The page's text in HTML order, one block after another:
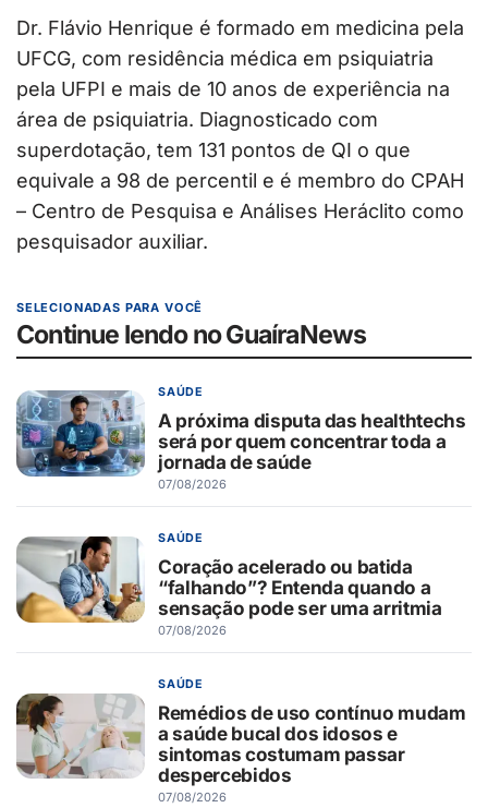
Dr. Flávio Henrique é formado em medicina pela
UFCG, com residência médica em psiquiatria
pela UFPI e mais de 10 anos de experiência na
área de psiquiatria. Diagnosticado com
superdotação, tem 131 pontos de QI o que
equivale a 98 de percentil e é membro do CPAH
– Centro de Pesquisa e Análises Heráclito como
pesquisador auxiliar.
SELECIONADAS PARA VOCÊ
Continue lendo no GuaíraNews
SAÚDE
A próxima disputa das healthtechs
será por quem concentrar toda a
jornada de saúde
07/08/2026
SAÚDE
Coração acelerado ou batida
“falhando”? Entenda quando a
sensação pode ser uma arritmia
07/08/2026
SAÚDE
Remédios de uso contínuo mudam
a saúde bucal dos idosos e
sintomas costumam passar
despercebidos
07/08/2026